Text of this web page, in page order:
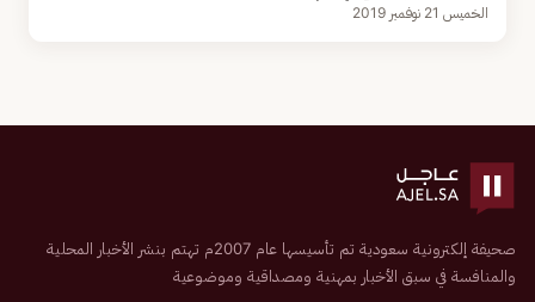
الخميس 21 نوفمبر 2019
صحيفة إلكترونية سعودية تم تأسيسها عام 2007م تهتم بنشر الأخبار المحلية
والمنافسة في سبق الأخبار بمهنية ومصداقية وموضوعية